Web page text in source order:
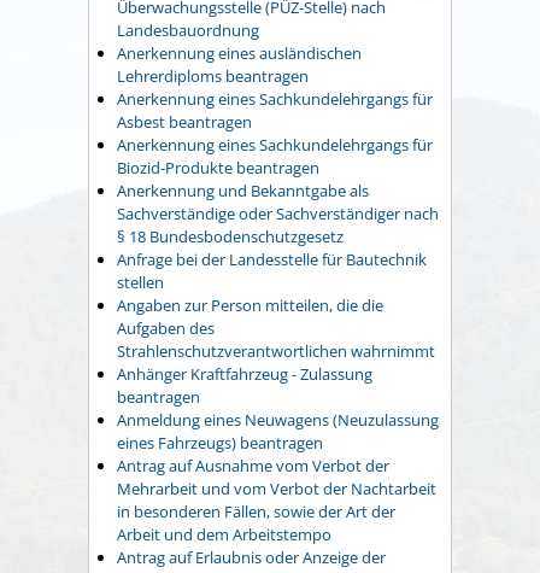
Überwachungsstelle (PÜZ-Stelle) nach
Landesbauordnung
Anerkennung eines ausländischen
Lehrerdiploms beantragen
Anerkennung eines Sachkundelehrgangs für
Asbest beantragen
Anerkennung eines Sachkundelehrgangs für
Biozid-Produkte beantragen
Anerkennung und Bekanntgabe als
Sachverständige oder Sachverständiger nach
§ 18 Bundesbodenschutzgesetz
Anfrage bei der Landesstelle für Bautechnik
stellen
Angaben zur Person mitteilen, die die
Aufgaben des
Strahlenschutzverantwortlichen wahrnimmt
Anhänger Kraftfahrzeug - Zulassung
beantragen
Anmeldung eines Neuwagens (Neuzulassung
eines Fahrzeugs) beantragen
Antrag auf Ausnahme vom Verbot der
Mehrarbeit und vom Verbot der Nachtarbeit
in besonderen Fällen, sowie der Art der
Arbeit und dem Arbeitstempo
Antrag auf Erlaubnis oder Anzeige der